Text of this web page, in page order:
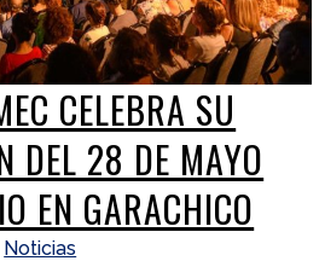
CELEBRA SU
DEL 28 DE MAYO
EN GARACHICO
Noticias